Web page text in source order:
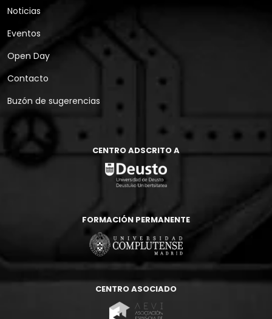
Noticias
Eventos
Open Day
Contacto
Buzón de sugerencias
CENTRO ADSCRITO A
FORMACIÓN PERMANENTE
CENTRO ASOCIADO